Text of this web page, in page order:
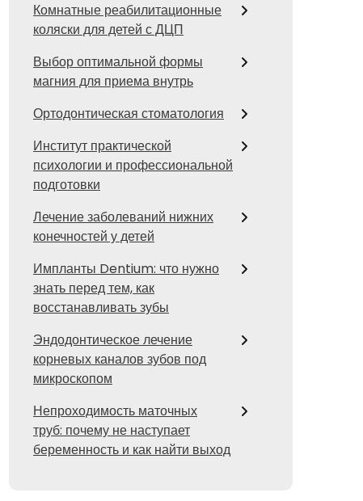
Комнатные реабилитационные
коляски для детей с ДЦП
Выбор оптимальной формы
магния для приема внутрь
Ортодонтическая стоматология
Институт практической
психологии и профессиональной
подготовки
Лечение заболеваний нижних
конечностей у детей
Импланты Dentium: что нужно
знать перед тем, как
восстанавливать зубы
Эндодонтическое лечение
корневых каналов зубов под
микроскопом
Непроходимость маточных
труб: почему не наступает
беременность и как найти выход